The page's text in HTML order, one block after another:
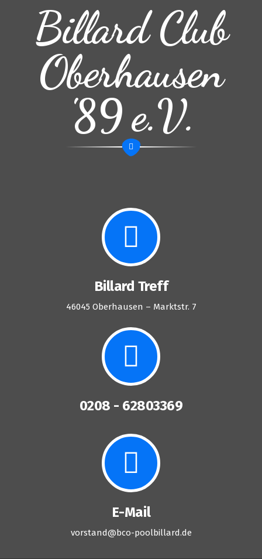
Billard Club
Oberhausen
'89 e.V.
Billard Treff
46045 Oberhausen – Marktstr. 7
0208 - 62803369
E-Mail
vorstand@bco-poolbillard.de